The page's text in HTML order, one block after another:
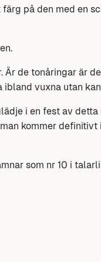
på den med en
Är de tonåringar är
vuxna utan
i en fest av
kommer definitivt
som nr 10 i